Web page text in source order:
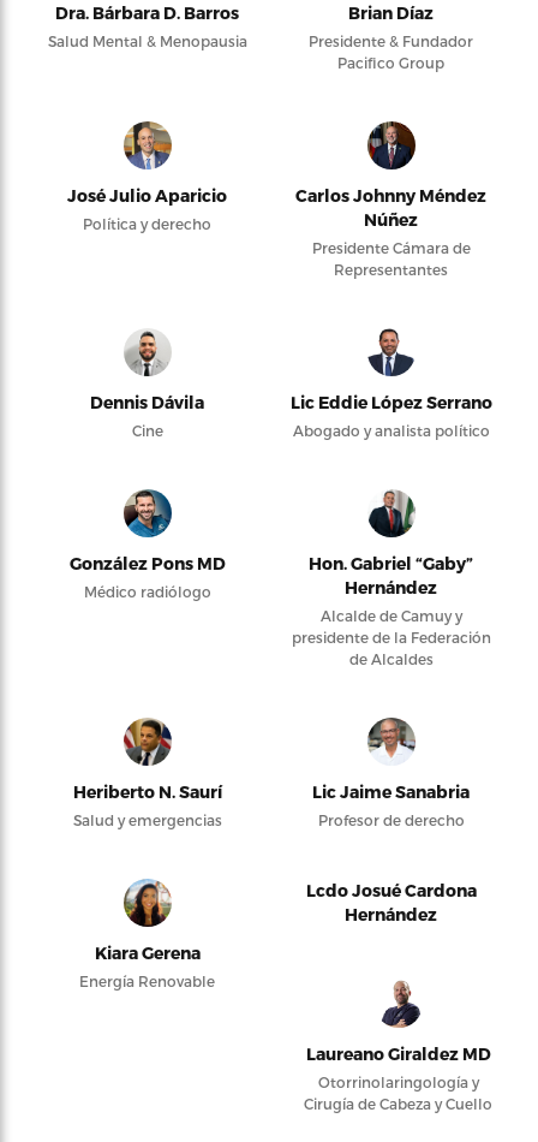
Dra. Bárbara D. Barros
Salud Mental & Menopausia
Brian Díaz
Presidente & Fundador
Pacifico Group
José Julio Aparicio
Política y derecho
Carlos Johnny Méndez
Núñez
Presidente Cámara de
Representantes
Dennis Dávila
Cine
Lic Eddie López Serrano
Abogado y analista político
González Pons MD
Médico radiólogo
Hon. Gabriel “Gaby”
Hernández
Alcalde de Camuy y
presidente de la Federación
de Alcaldes
Heriberto N. Saurí
Salud y emergencias
Lic Jaime Sanabria
Profesor de derecho
Kiara Gerena
Energía Renovable
Lcdo Josué Cardona
Hernández
Laureano Giraldez MD
Otorrinolaringología y
Cirugía de Cabeza y Cuello